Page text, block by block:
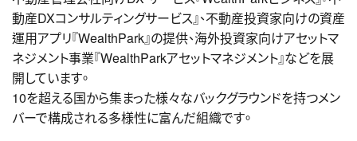
動産DXコンサルティングサービス』、不動産投資家向けの資産
運用アプリ『WealthPark』の提供、海外投資家向けアセットマ
ネジメント事業『WealthParkアセットマネジメント』などを展
開しています。
10を超える国から集まった様々なバックグラウンドを持つメン
バーで構成される多様性に富んだ組織です。